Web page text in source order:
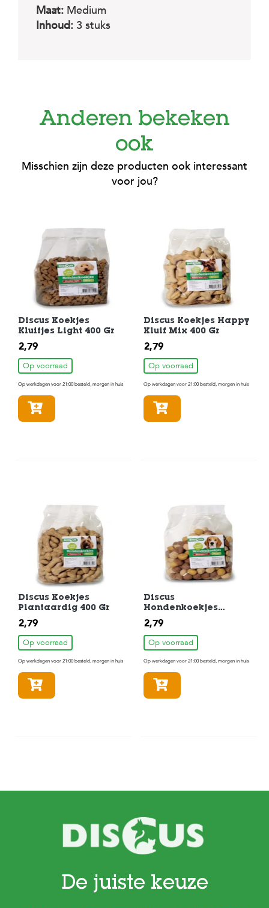
Maat: Medium
Inhoud: 3 stuks
Anderen bekeken
ook
Misschien zijn deze producten ook interessant
voor jou?
Discus Koekjes
Kluifjes Light 400 Gr
2,79
Op voorraad
Op werkdagen voor 21:00 besteld, morgen in huis
Discus Koekjes Happy
Kluif Mix 400 Gr
2,79
Op voorraad
Op werkdagen voor 21:00 besteld, morgen in huis
Discus Koekjes
Plantaardig 400 Gr
2,79
Op voorraad
Op werkdagen voor 21:00 besteld, morgen in huis
Discus
Hondenkoekjes
Glucoparels 400 gram
2,79
Op voorraad
Op werkdagen voor 21:00 besteld, morgen in huis
De juiste keuze